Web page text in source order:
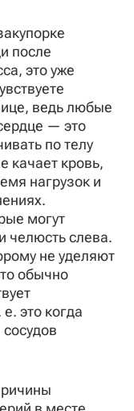
после
это уже
ведь любые
— это
по телу
качает кровь,
нагрузок и
могут
челюсть слева.
не уделяют
обычно
е. это когда